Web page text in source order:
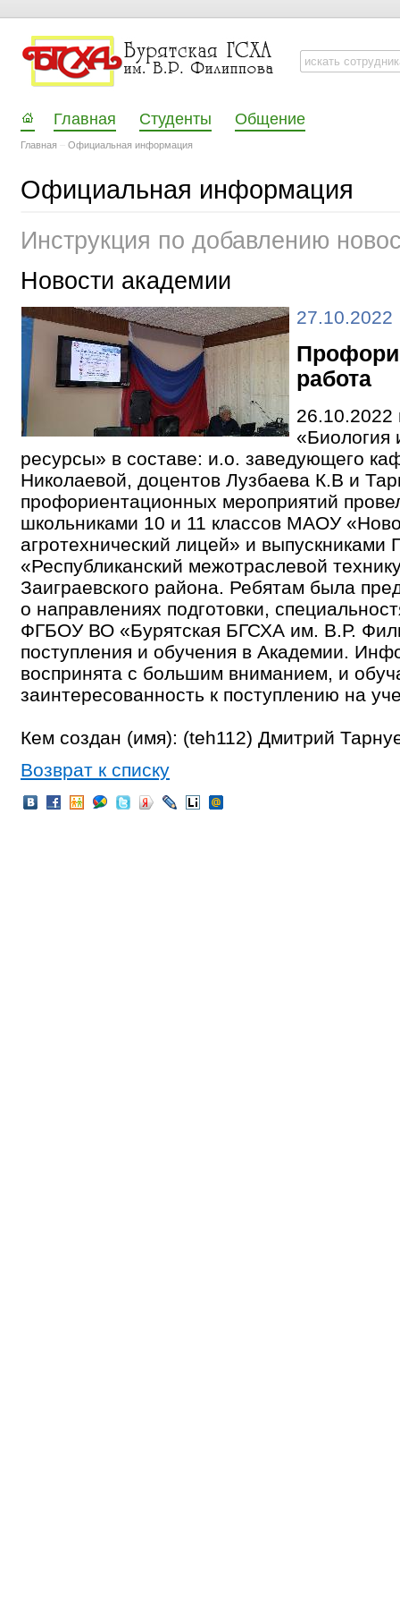
Главная Студенты Общение
Главная Официальная информация
Официальная информация
Инструкция по добавлению
Новости академии
27.10.2022
работа
26.10.2022
«Биология
ресурсы» в составе: и.о. заведующего
Николаевой, доцентов Лузбаева К.В и
профориентационных мероприятий
школьниками 10 и 11 классов МАОУ
агротехнический лицей» и
«Республиканский межотраслевой
Заиграевского района. Ребятам была
о направлениях подготовки,
ФГБОУ ВО «Бурятская БГСХА им. В.Р.
поступления и обучения в Академии.
воспринята с большим вниманием, и
заинтересованность к поступлению на
Кем создан (имя): (teh112) Дмитрий
Возврат к списку